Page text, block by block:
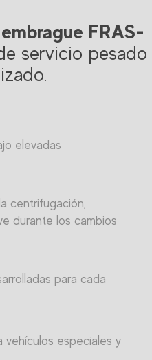
FRAS-
servicio pesado
elevadas
centrifugación,
durante los cambios
para cada
vehículos especiales y